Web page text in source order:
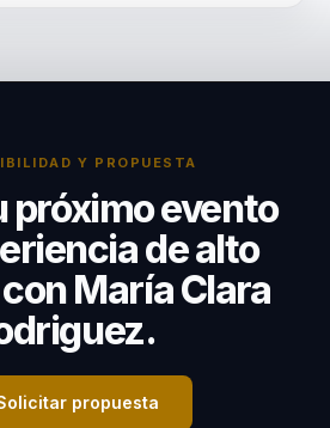
organización. Sus conferencias
en oportunidades de
Y PROPUESTA
próximo evento
de alto
María Clara
propuesta